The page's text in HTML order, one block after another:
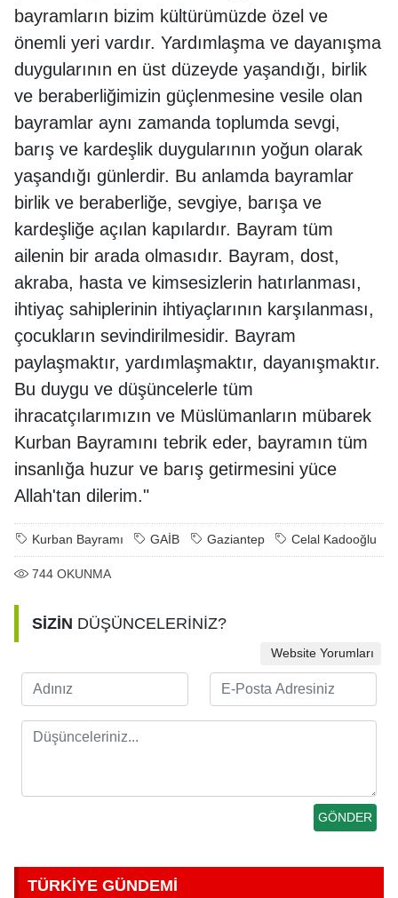
bayramların bizim kültürümüzde özel ve
önemli yeri vardır. Yardımlaşma ve dayanışma
duygularının en üst düzeyde yaşandığı, birlik
ve beraberliğimizin güçlenmesine vesile olan
bayramlar aynı zamanda toplumda sevgi,
barış ve kardeşlik duygularının yoğun olarak
yaşandığı günlerdir. Bu anlamda bayramlar
birlik ve beraberliğe, sevgiye, barışa ve
kardeşliğe açılan kapılardır. Bayram tüm
ailenin bir arada olmasıdır. Bayram, dost,
akraba, hasta ve kimsesizlerin hatırlanması,
ihtiyaç sahiplerinin ihtiyaçlarının karşılanması,
çocukların sevindirilmesidir. Bayram
paylaşmaktır, yardımlaşmaktır, dayanışmaktır.
Bu duygu ve düşüncelerle tüm
ihracatçılarımızın ve Müslümanların mübarek
Kurban Bayramını tebrik eder, bayramın tüm
insanlığa huzur ve barış getirmesini yüce
Allah'tan dilerim."
Kurban Bayramı GAİB Gaziantep Celal Kadooğlu
744 OKUNMA
SİZİN DÜŞÜNCELERİNİZ?
Website Yorumları
TÜRKİYE GÜNDEMİ